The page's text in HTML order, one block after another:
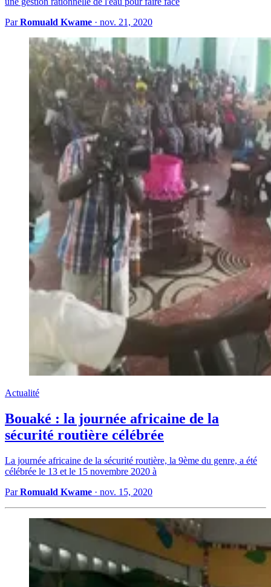
ParRomuald Kwame · nov. 21, 2020
Actualité
Bouaké : la journée africaine de la
sécurité routière célébrée
La journée africaine de la sécurité routière, la 9ème du genre, a été
célébrée le 13 et le 15 novembre 2020 à
ParRomuald Kwame · nov. 15, 2020